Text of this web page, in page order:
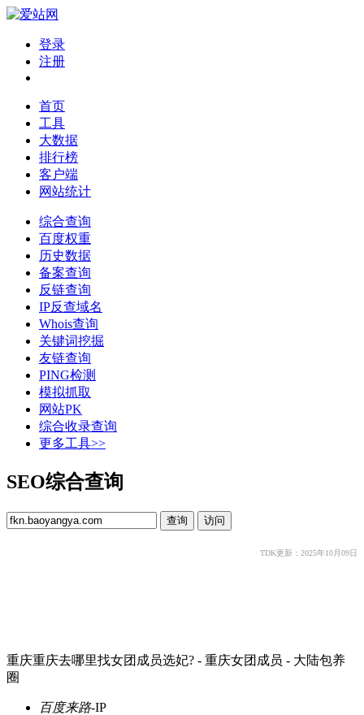
登录
注册
首页
工具
大数据
排行榜
客户端
网站统计
综合查询
百度权重
历史数据
备案查询
反链查询
IP反查域名
Whois查询
关键词挖掘
友链查询
PING检测
模拟抓取
网站PK
综合收录查询
更多工具>>
SEO综合查询
TDK更新：2025年10月09日
重庆重庆去哪里找女团成员选妃? - 重庆女团成员 - 大陆包养
圈
百度来路-IP